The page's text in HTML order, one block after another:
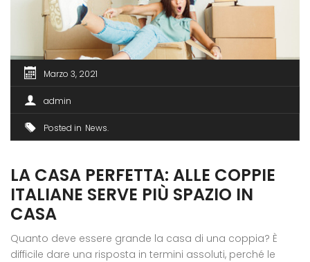
Marzo 3, 2021
admin
Posted in News
LA CASA PERFETTA: ALLE COPPIE
ITALIANE SERVE PIÙ SPAZIO IN
CASA
Quanto deve essere grande la casa di una coppia? È
difficile dare una risposta in termini assoluti, perché le